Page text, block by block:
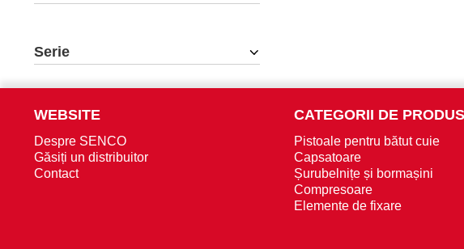
Serie
WEBSITE
Despre SENCO
Găsiți un distribuitor
Contact
CATEGORII DE
Pistoale pentru bătut cuie
Capsatoare
Șurubelnițe și bormașini
Compresoare
Elemente de fixare